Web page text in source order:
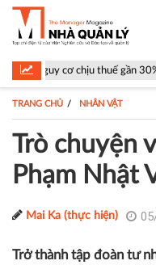
thuế gần 30% khi vào Mỹ
TRANG CHỦ NHÂN VẬT
Trò chuyện
Phạm Nhật
Mai Ka (thực hiện)
Trở thành tập đoàn tư